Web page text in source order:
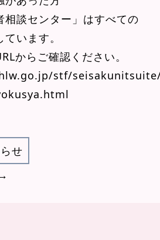
相談センター」はすべての
います。
からご確認ください。
stf/
せ